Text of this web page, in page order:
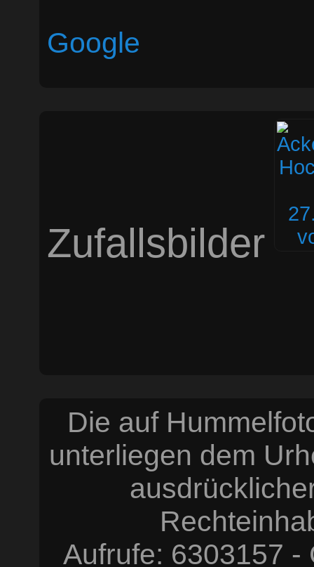
Google
Zufallsbilder
Die auf
unterliegen dem
Aufrufe: 6303157